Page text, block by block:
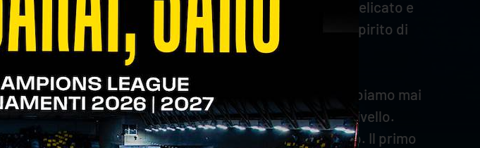
cercavo qualcosa di emozionale, era un momento delicato e
è stato positivo su tutti. Quando è entrato ho detto a Spirito di
ripetere questa cosa”.
Stoytchev - ma serve lavoro, tanto lavoro, e non dobbiamo mai
aver fatto il massimo. Dobbiamo arrivare a questo livello.
e abbia giocato bene non vuol dire che è pronto. Il primo